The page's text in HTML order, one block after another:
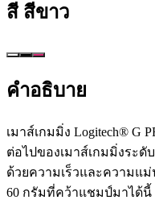
สี สีขาว
คำอธิบาย
เมาส์เกมมิ่ง Logitech® G
ต่อไปของเมาส์เกมมิ่งระ
ด้วยความเร็วและความแ
60 กรัมที่คว้าแชมป์มาได้